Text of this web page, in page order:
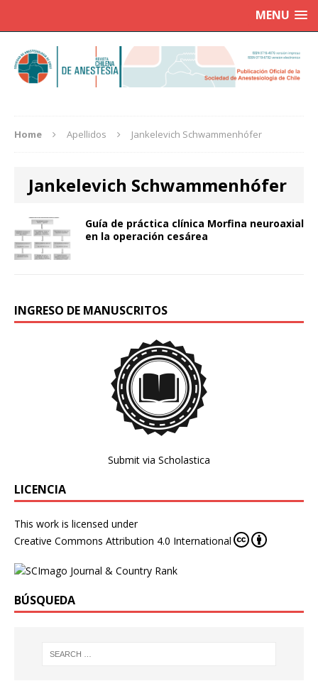
MENU
Home Apellidos Jankelevich Schwammenhófer
Jankelevich Schwammenhófer
Guía de práctica clínica Morfina neuroaxial
en la operación cesárea
INGRESO DE MANUSCRITOS
Submit via Scholastica
LICENCIA
This work is licensed under
Creative Commons Attribution 4.0 International
BÚSQUEDA